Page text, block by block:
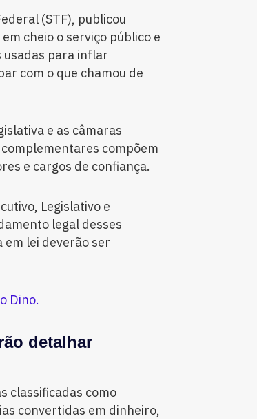
(STF), publicou
cheio o serviço público e
usadas para inflar
com o que chamou de
e as câmaras
compõem
e cargos de confiança.
Legislativo e
legal desses
em lei deverão ser
Dino.
detalhar
classificadas como
convertidas em dinheiro,